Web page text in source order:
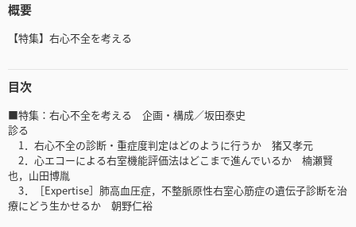
概要
【特集】右心不全を考える
目次
■特集：右心不全を考える 企画・構成／坂田泰史
診る
1．右心不全の診断・重症度判定はどのように行うか 猪又孝元
2．心エコーによる右室機能評価法はどこまで進んでいるか 楠瀬賢
也，山田博胤
3．［Expertise］肺高血圧症，不整脈原性右室心筋症の遺伝子診断を治
療にどう生かせるか 朝野仁裕